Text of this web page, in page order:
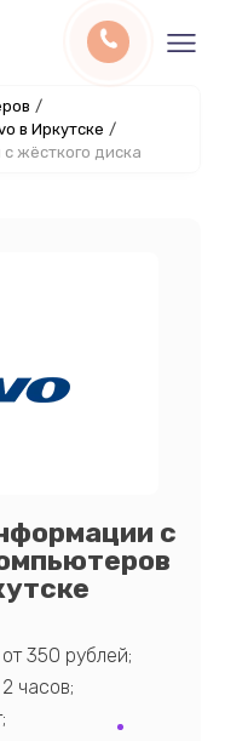
/
в Иркутске /
жёсткого диска
с
350 рублей;
часов;